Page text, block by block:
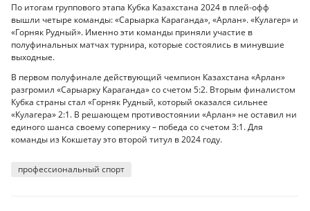
По итогам группового этапа Кубка Казахстана 2024 в плей-офф
вышли четыре команды: «Сарыарка Караганда», «Арлан». «Кулагер» и
«Горняк Рудный». Именно эти команды приняли участие в
полуфинальных матчах турнира, которые состоялись в минувшие
выходные.
В первом полуфинале действующий чемпион Казахстана «Арлан»
разгромил «Сарыарку Караганда» со счетом 5:2. Вторым финалистом
Кубка страны стал «Горняк Рудный, который оказался сильнее
«Кулагера» 2:1. В решающем противостоянии «Арлан» не оставил ни
единого шанса своему сопернику – победа со счетом 3:1. Для
команды из Кокшетау это второй титул в 2024 году.
профессиональный спорт